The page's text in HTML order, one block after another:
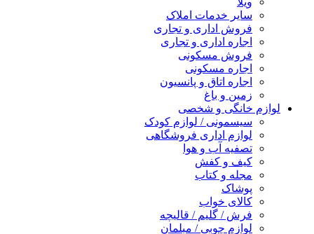
سایر خدمات املاک
فروش اداری و تجاری
اجاره اداری و تجاری
فروش مسکونی
اجاره مسکونی
اجاره اتاق و پانسیون
زمین و باغ
لوازم خانگی و شخصی
سیسمونی / لوازم کودک
لوازم اداری فروشگاهی
تصفیه آب و هوا
کیف و کفش
مجله و کتاب
پوشاک
کالای خواب
فرش / گلیم / قالیچه
لوازم چوبی / مبلمان